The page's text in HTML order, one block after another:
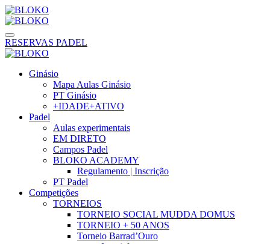
RESERVAS PADEL
Ginásio
Mapa Aulas Ginásio
PT Ginásio
+IDADE+ATIVO
Padel
Aulas experimentais
EM DIRETO
Campos Padel
BLOKO ACADEMY
Regulamento | Inscrição
PT Padel
Competições
TORNEIOS
TORNEIO SOCIAL MUDDA DOMUS
TORNEIO + 50 ANOS
Torneio Barrad’Ouro